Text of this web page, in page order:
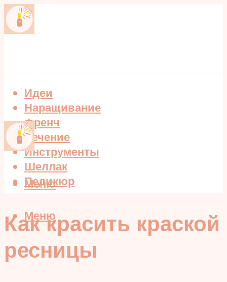
Идеи
Наращивание
Френч
Лечение
Инструменты
Шеллак
Педикюр
Меню
Меню
Как красить краской
ресницы